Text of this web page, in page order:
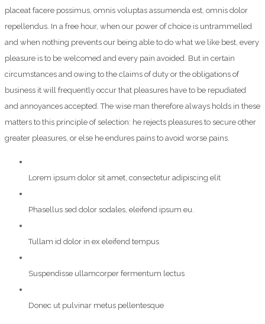
placeat facere possimus, omnis voluptas assumenda est, omnis dolor
repellendus. In a free hour, when our power of choice is untrammelled
and when nothing prevents our being able to do what we like best, every
pleasure is to be welcomed and every pain avoided. But in certain
circumstances and owing to the claims of duty or the obligations of
business it will frequently occur that pleasures have to be repudiated
and annoyances accepted. The wise man therefore always holds in these
matters to this principle of selection: he rejects pleasures to secure other
greater pleasures, or else he endures pains to avoid worse pains.
Lorem ipsum dolor sit amet, consectetur adipiscing elit
Phasellus sed dolor sodales, eleifend ipsum eu.
Tullam id dolor in ex eleifend tempus
Suspendisse ullamcorper fermentum lectus
Donec ut pulvinar metus pellentesque